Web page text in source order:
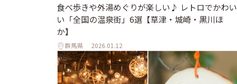
食べ歩きや外湯めぐりが楽しい♪ レトロでかわい
い「全国の温泉街」6選【草津・城崎・黒川ほ
か】
群馬県 2026.01.12